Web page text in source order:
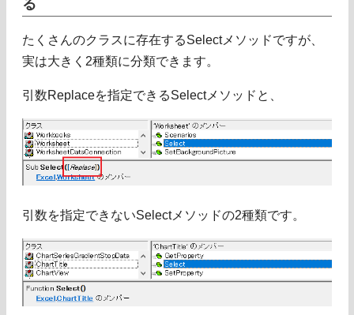
る
たくさんのクラスに存在するSelectメソッドですが、
実は大きく2種類に分類できます。
引数Replaceを指定できるSelectメソッドと、
引数を指定できないSelectメソッドの2種類です。